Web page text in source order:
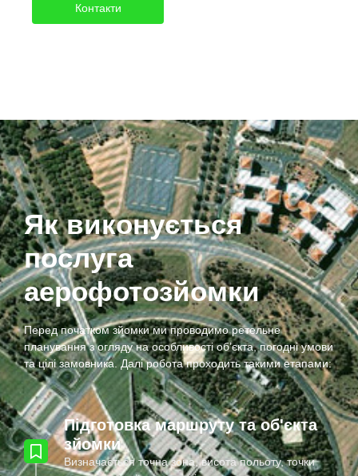
Контакти
Як виконується
послуга
аерофотозйомки
Перед початком зйомки ми проводимо ретельне
планування з огляду на особливості об’єкта, погодні умови
та цілі замовника. Далі робота проходить такими етапами:
Підготовка маршруту та об'єкта
зйомки
Визначається точна зона, висота польоту, точки